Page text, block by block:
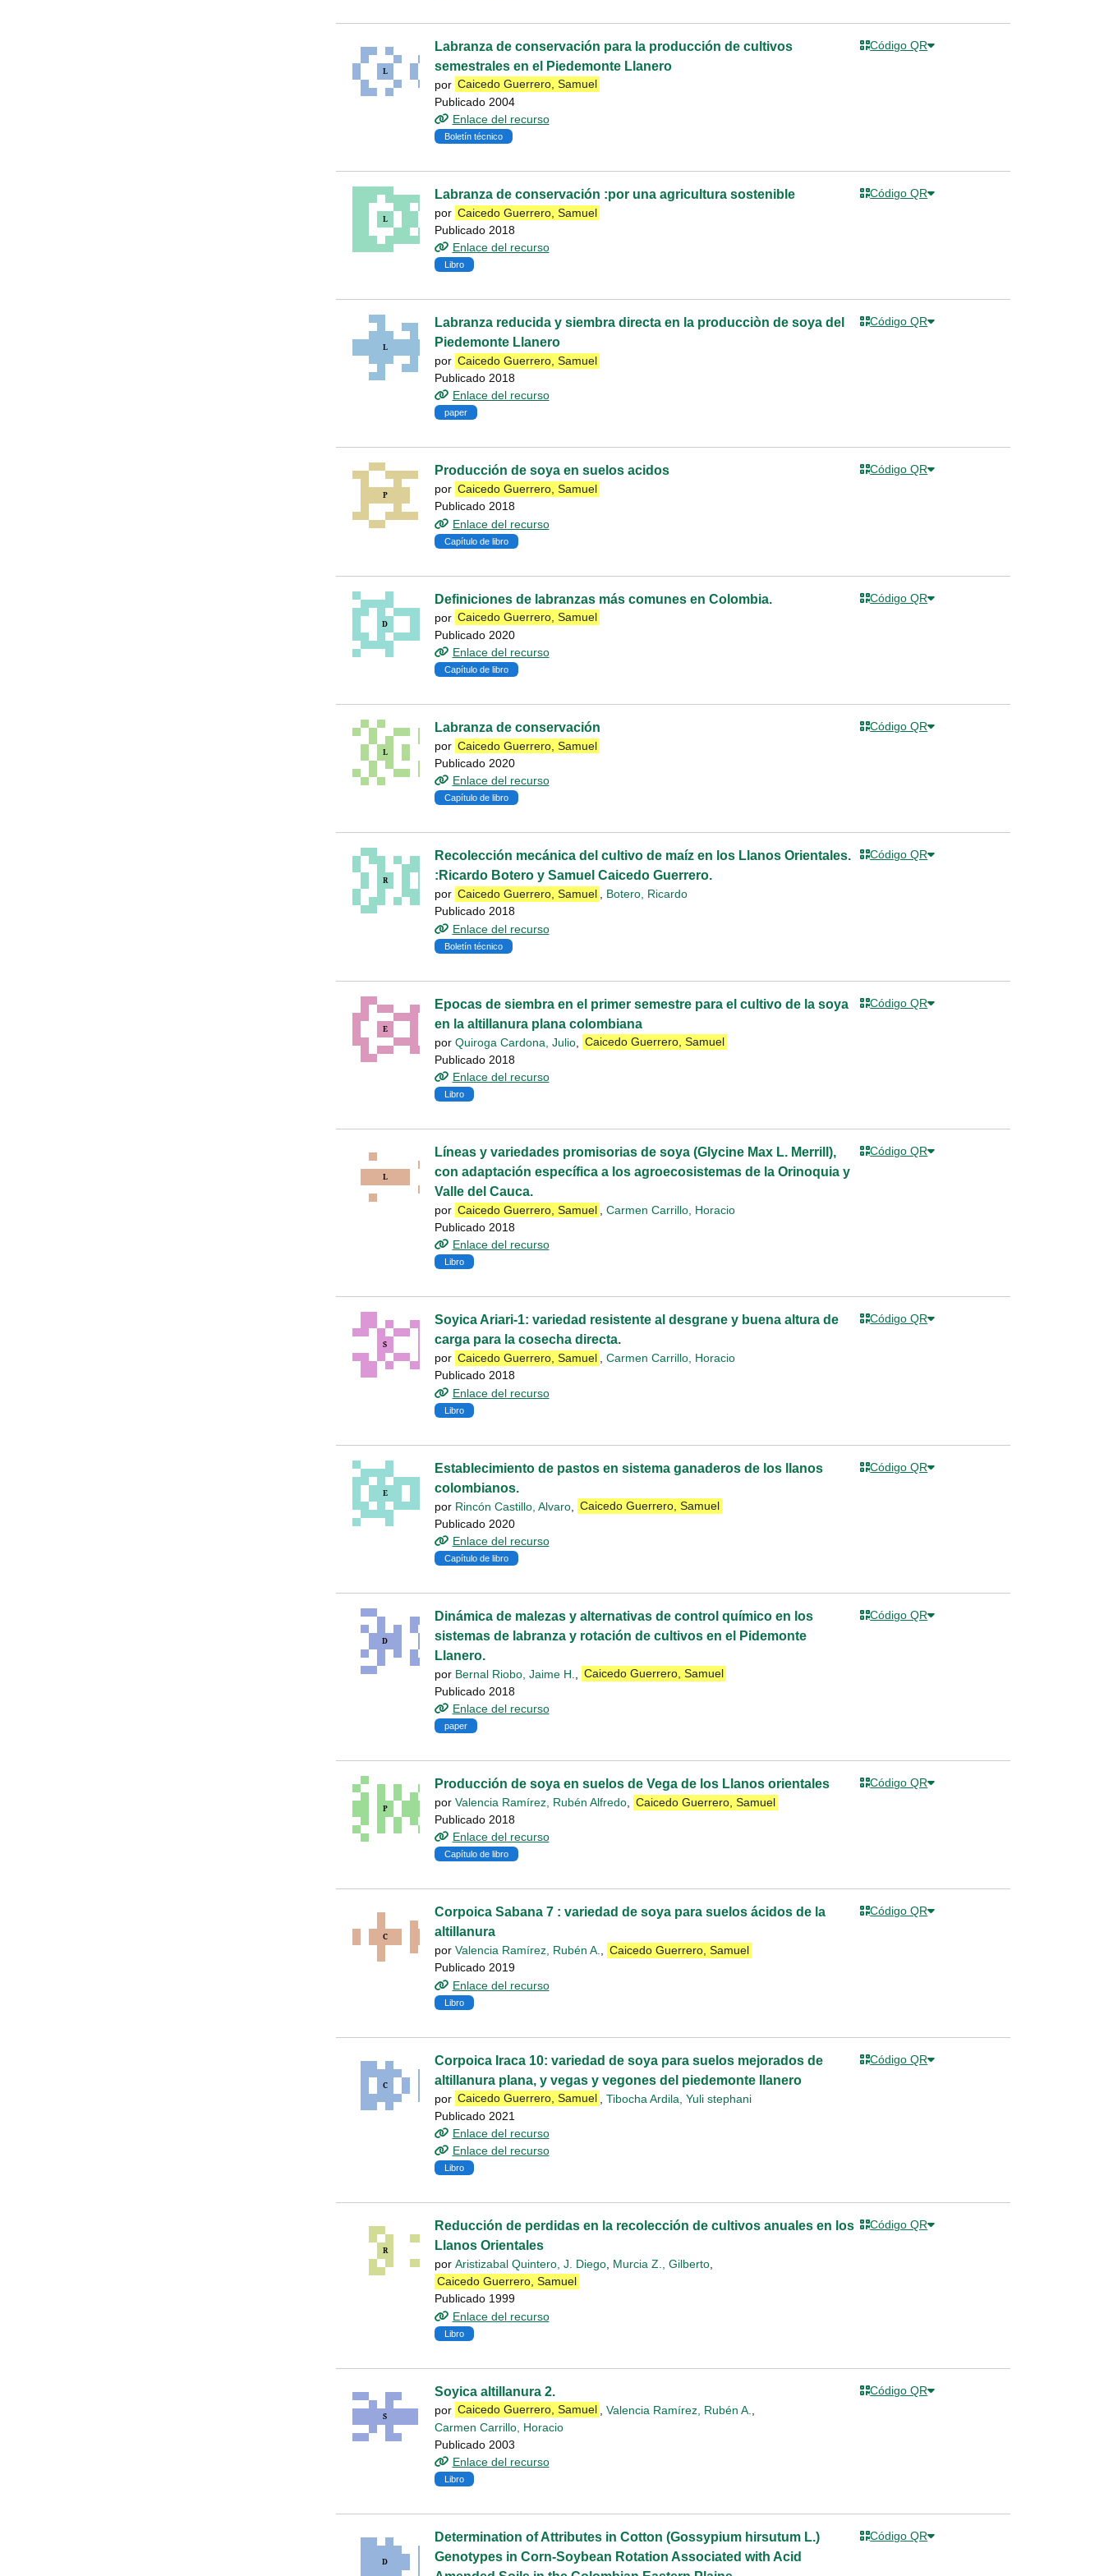
Labranza de conservación para la producción de cultivos
semestrales en el Piedemonte Llanero
por Caicedo Guerrero, Samuel
Publicado 2004
Enlace del recurso
Boletín técnico
Código QR
Labranza de conservación :por una agricultura sostenible
por Caicedo Guerrero, Samuel
Publicado 2018
Enlace del recurso
Libro
Código QR
Labranza reducida y siembra directa en la producciòn de soya del
Piedemonte Llanero
por Caicedo Guerrero, Samuel
Publicado 2018
Enlace del recurso
paper
Código QR
Producción de soya en suelos acidos
por Caicedo Guerrero, Samuel
Publicado 2018
Enlace del recurso
Capítulo de libro
Código QR
Definiciones de labranzas más comunes en Colombia.
por Caicedo Guerrero, Samuel
Publicado 2020
Enlace del recurso
Capítulo de libro
Código QR
Labranza de conservación
por Caicedo Guerrero, Samuel
Publicado 2020
Enlace del recurso
Capítulo de libro
Código QR
Recolección mecánica del cultivo de maíz en los Llanos Orientales.
:Ricardo Botero y Samuel Caicedo Guerrero.
por Caicedo Guerrero, Samuel , Botero, Ricardo
Publicado 2018
Enlace del recurso
Boletín técnico
Código QR
Epocas de siembra en el primer semestre para el cultivo de la soya
en la altillanura plana colombiana
por Quiroga Cardona, Julio
Caicedo Guerrero, Samuel
Publicado 2018
Enlace del recurso
Libro
Código QR
Líneas y variedades promisorias de soya (Glycine Max L. Merrill),
con adaptación específica a los agroecosistemas de la Orinoquia y
Valle del Cauca.
por Caicedo Guerrero, Samuel
Carmen Carrillo, Horacio
Publicado 2018
Enlace del recurso
Libro
Código QR
Soyica Ariari-1: variedad resistente al desgrane y buena altura de
carga para la cosecha directa.
por Caicedo Guerrero, Samuel , Carmen Carrillo, Horacio
Publicado 2018
Enlace del recurso
Libro
Código QR
Establecimiento de pastos en sistema ganaderos de los llanos
colombianos.
por Rincón Castillo, Alvaro
Caicedo Guerrero, Samuel
Publicado 2020
Enlace del recurso
Capítulo de libro
Código QR
Dinámica de malezas y alternativas de control químico en los
sistemas de labranza y rotación de cultivos en el Pidemonte
Llanero.
por Bernal Riobo, Jaime H.
Caicedo Guerrero, Samuel
Publicado 2018
Enlace del recurso
paper
Código QR
Producción de soya en suelos de Vega de los Llanos orientales
por Valencia Ramírez, Rubén Alfredo
Caicedo Guerrero, Samuel
Publicado 2018
Enlace del recurso
Capítulo de libro
Código QR
Corpoica Sabana 7 : variedad de soya para suelos ácidos de la
altillanura
por Valencia Ramírez, Rubén A., Caicedo Guerrero, Samuel
Publicado 2019
Enlace del recurso
Libro
Código QR
Corpoica Iraca 10: variedad de soya para suelos mejorados de
altillanura plana, y vegas y vegones del piedemonte llanero
por Caicedo Guerrero, Samuel
Tibocha Ardila, Yuli stephani
Publicado 2021
Enlace del recurso
Enlace del recurso
Libro
Código QR
Reducción de perdidas en la recolección de cultivos anuales en los
Llanos Orientales
por Aristizabal Quintero, J. Diego, Murcia Z., Gilberto,
Caicedo Guerrero, Samuel
Publicado 1999
Enlace del recurso
Libro
Código QR
Soyica altillanura 2.
por Caicedo Guerrero, Samuel Valencia Ramírez, Rubén A.
Carmen Carrillo, Horacio
Publicado 2003
Enlace del recurso
Libro
Código QR
Determination of Attributes in Cotton (Gossypium hirsutum L.)
Genotypes in Corn-Soybean Rotation Associated with Acid
Código QR